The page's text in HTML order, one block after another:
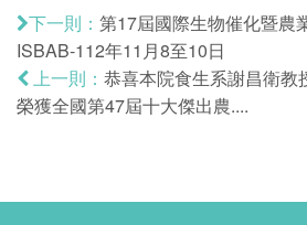
下一則： 第17屆國際生物催化暨農
ISBAB-112年11月8至10日
上一則： 恭喜本院食生系謝昌衛教
榮獲全國第47屆十大傑出農....